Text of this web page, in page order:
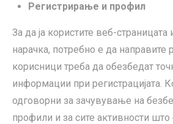
Регистрирање и профил
За да ја користите веб-страницата
нарачка, потребно е да направите
корисници треба да обезбедат
информации при регистрацијата.
одговорни за зачувување на
профили и за сите активности што